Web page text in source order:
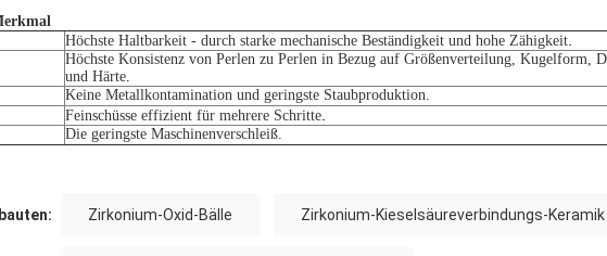
Höchste Haltbarkeit - durch starke mechanische Beständigkeit und hohe Zähigkeit
Höchste Konsistenz von Perlen zu Perlen in Bezug auf Größenverteilung, Kugelform,
und Härte.
Keine Metallkontamination und geringste Staubproduktion.
Feinschüsse effizient für mehrere Schritte
Die geringste Maschinenverschleiß.
Zirkonium-Oxid-Bälle Zirkonium-Kieselsäureverbindungs-Keramik